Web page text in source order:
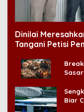
Dinilai
Tangani Petisi
Biar